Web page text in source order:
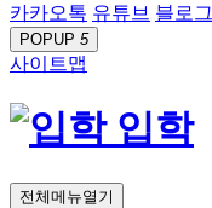
카카오톡 유튜브 블로그
POPUP 5
사이트맵
입학
전체메뉴열기